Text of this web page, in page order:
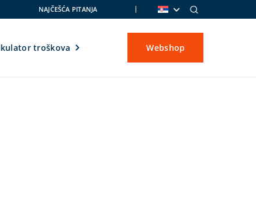
NAJČEŠĆA PITANJA
troškova Webshop